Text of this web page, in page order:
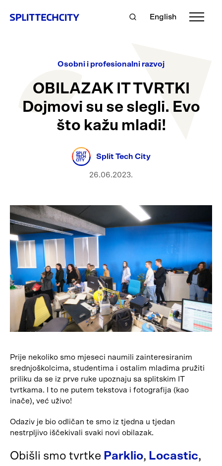
English
Osobni i profesionalni razvoj
OBILAZAK IT TVRTKI
Dojmovi su se slegli. Evo
što kažu mladi!
Split Tech City
26.06.2023.
Prije nekoliko smo mjeseci naumili zainteresiranim
srednjoškolcima, studentima i ostalim mladima pružiti
priliku da se iz prve ruke upoznaju sa splitskim IT
tvrtkama. I to ne putem tekstova i fotografija (kao
inače), već uživo!
Odaziv je bio odličan te smo iz tjedna u tjedan
nestrpljivo iščekivali svaki novi obilazak.
Obišli smo tvrtke Parklio, Locastic,